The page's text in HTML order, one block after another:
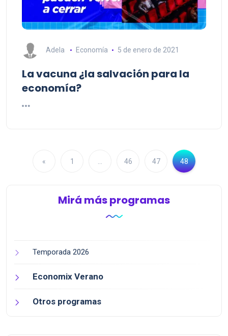
Adela Economía 5 de enero de 2021
La vacuna ¿la salvación para la
economía?
« 1 46 47 48
Mirá más programas
Temporada 2026
Economix Verano
Otros programas